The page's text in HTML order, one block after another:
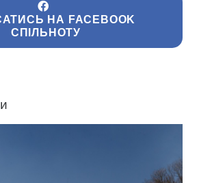
НА FACEBOOK
СПІЛЬНОТУ